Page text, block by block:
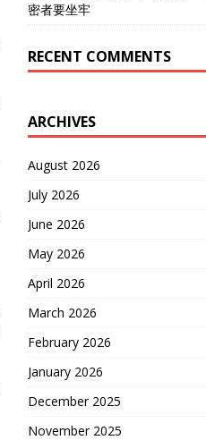
密者要坐牢
RECENT COMMENTS
ARCHIVES
August 2026
July 2026
June 2026
May 2026
April 2026
March 2026
February 2026
January 2026
December 2025
November 2025